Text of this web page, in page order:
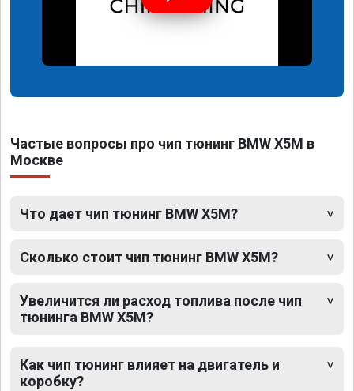
Частые вопросы про чип тюнинг BMW X5M в
Москве
Что дает чип тюнинг BMW X5M?
Сколько стоит чип тюнинг BMW X5M?
Увеличится ли расход топлива после чип
тюнинга BMW X5M?
Как чип тюнинг влияет на двигатель и
коробку?